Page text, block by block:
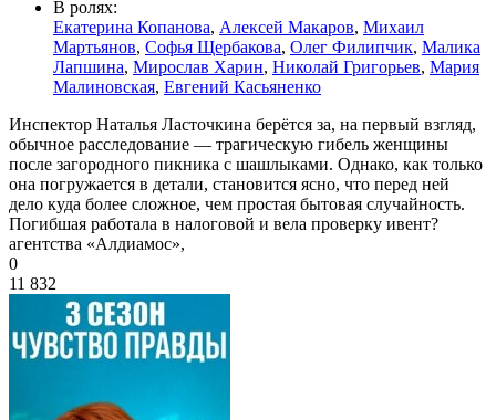
В ролях:
Екатерина Копанова, Алексей Макаров, Михаил
Мартьянов, Софья Щербакова, Олег Филипчик, Малика
Лапшина, Мирослав Харин, Николай Григорьев, Мария
Малиновская, Евгений Касьяненко
Инспектор Наталья Ласточкина берётся за, на первый взгляд,
обычное расследование — трагическую гибель женщины
после загородного пикника с шашлыками. Однако, как только
она погружается в детали, становится ясно, что перед ней
дело куда более сложное, чем простая бытовая случайность.
Погибшая работала в налоговой и вела проверку ивент?
агентства «Алдиамос»,
0
11 832